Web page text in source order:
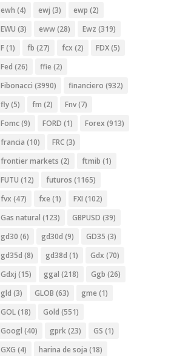
ewh (4) ewj (3) ewp (2)
EWU (3) eww(28) Ewz (319)
F(1) fb (27) fcx (2) FDX(5)
Fed (26) ffie (2)
Fibonacci (3990) financiero (932)
fly(5) fm (2) Fnv(7)
Fomc(9) FORD (1) Forex (913)
francia (10) FRC(3)
frontier markets (2) ftmib (1)
FUTU (12) futuros (1165)
fvx (47) fxe (1) FXI (102)
Gas natural (123) GBPUSD (39)
gd30 (6) gd30d (9) GD35 (3)
gd35d (8) gd38d (1) Gdx (70)
Gdxj (15) ggal (218) Ggb (26)
gld (3) GLOB (63) gme (1)
GOL(18) Gold (551)
Googl (40) gprk(23) GS (1)
GXG (4) harina de soja (18)